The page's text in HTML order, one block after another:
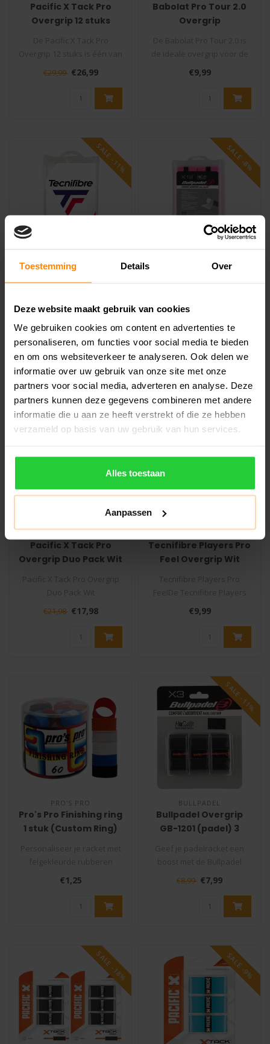
Toestemming Details Over
Deze website maakt gebruik van cookies
We gebruiken cookies om content en advertenties te
personaliseren, om functies voor social media te bieden
en om ons websiteverkeer te analyseren. Ook delen we
informatie over uw gebruik van onze site met onze
partners voor social media, adverteren en analyse. Deze
partners kunnen deze gegevens combineren met andere
informatie die u aan ze heeft verstrekt of die ze hebben
verzameld op basis van uw gebruik van hun services.
Alles toestaan
Aanpassen
Pacific X Tack Pro
Overgrip 12 stuks
de best en meest verkochte
€29,99 €26,99
Babolat Pro Tour 2.0
Overgrip
veeleisende
competitiespel..
€9,99
SALE -11%
TECNIFIBRE
De Tecnifibre Contact Pro
Overgrip is een zeer
duurzame overgrip met een
dikte v..
€27,99 €24,99
SALE -8%
BULLPADEL
De Bullpadel Overgrip GB-
1600 is een set van twaalf
overgrips ontworpen voor
€32,50 €29,99
SALE -18%
Pacific X Tack Pro
Overgrip Duo Pack Wit
De Pacific X Tack Pro Wit
Overgrip is..
€21,98 €17,98
Tecnifibre Players Pro
Feel Overgrip Wit
Pro Feel overgrip is een
zeer d..
€9,99
PRO'S PRO
Pro's Pro Finishing ring
1 stuk (Custom Ring)
ringen die verkrijgbaar zijn
i..
€1,25
SALE -11%
BULLPADEL
Bullpadel Overgrip
GB-1201 (padel) 3
Overgrip GB-1201, speciaal
ontwor..
€8,99 €7,99
SALE -18% SALE -9%